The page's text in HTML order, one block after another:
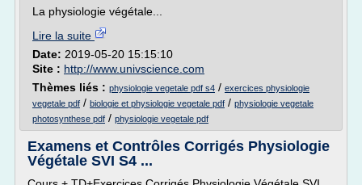
La physiologie végétale...
Lire la suite
Date: 2019-05-20 15:15:10
Site : http://www.univscience.com
Thèmes liés : physiologie vegetale pdf s4 / exercices physiologie
vegetale pdf / biologie et physiologie vegetale pdf / physiologie vegetale
photosynthese pdf / physiologie vegetale pdf
Examens et Contrôles Corrigés Physiologie
Végétale SVI S4 ...